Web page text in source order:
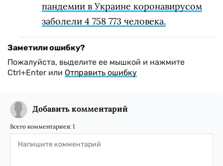
пандемии в Украине коронавирусом
заболели 4 758 773 человека.
Заметили ошибку?
Пожалуйста, выделите ее мышкой и нажмите
Ctrl+Enter или Отправить ошибку
Добавить комментарий
Всего комментариев: 1